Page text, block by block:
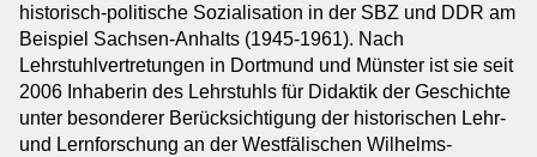
historisch-politische Sozialisation in der SBZ und DDR am
Beispiel Sachsen-Anhalts (1945-1961). Nach
Lehrstuhlvertretungen in Dortmund und Münster ist sie seit
2006 Inhaberin des Lehrstuhls für Didaktik der Geschichte
unter besonderer Berücksichtigung der historischen Lehr-
und Lernforschung an der Westfälischen Wilhelms-